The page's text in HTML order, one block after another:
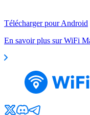
Télécharger pour Android
En savoir plus sur WiFi